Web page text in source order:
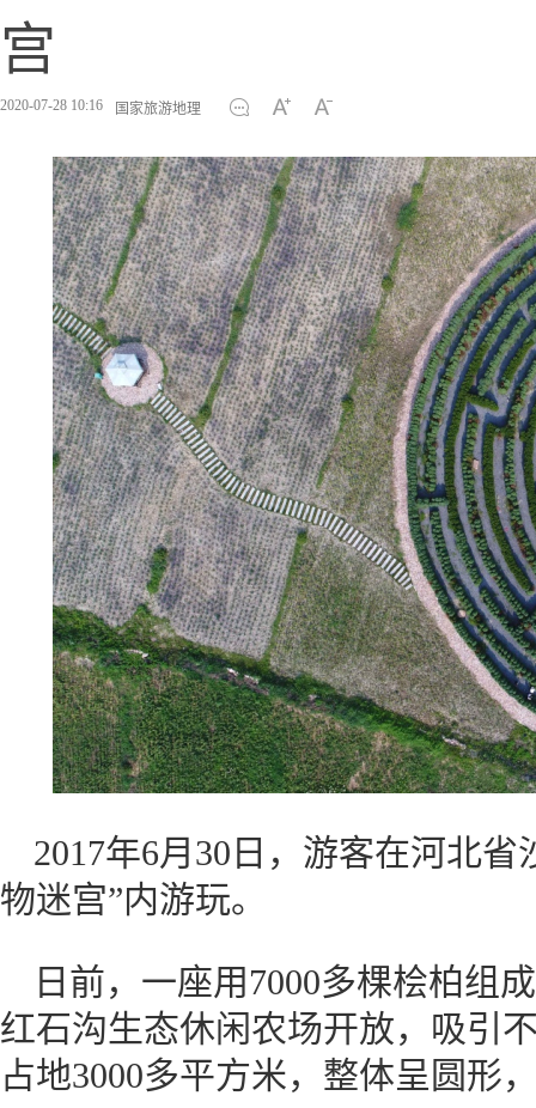
宫
2020-07-28 10:16 国家旅游地理
2017年6月30日，游客在河北
物迷宫”内游玩。
日前，一座用7000多棵桧柏组
红石沟生态休闲农场开放，吸引
占地3000多平方米，整体呈圆形